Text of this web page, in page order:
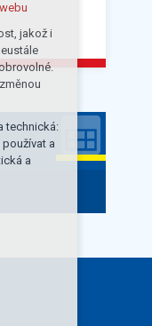
jakož i
technická:
a
a